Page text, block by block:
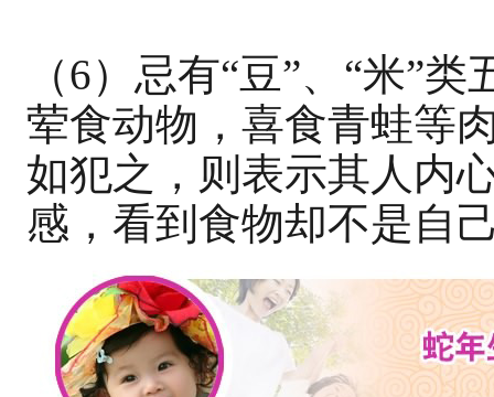
（6）忌有“豆”、“米”
荤食动物，喜食青蛙等
如犯之，则表示其人内
感，看到食物却不是自